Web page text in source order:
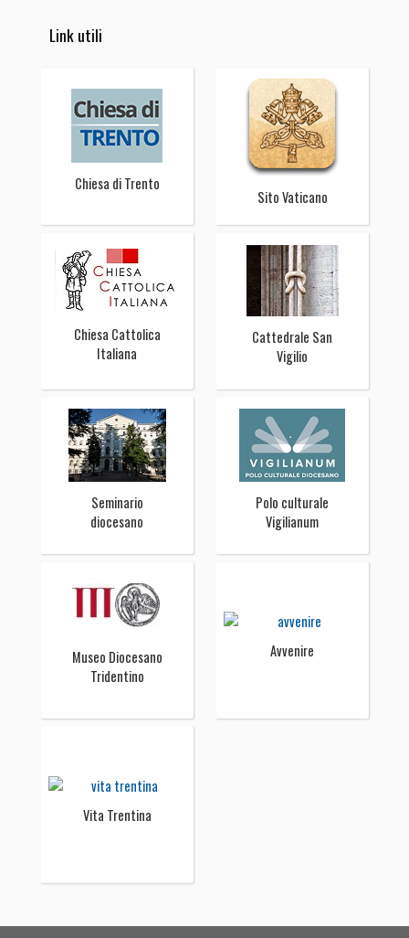
Link utili
Chiesa di Trento
Sito Vaticano
Chiesa Cattolica
Italiana
Cattedrale San
Vigilio
Seminario
diocesano
Polo culturale
Vigilianum
Museo Diocesano
Tridentino
Avvenire
Vita Trentina